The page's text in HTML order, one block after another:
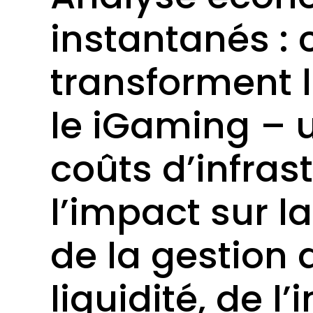
instantanés :
transforment
le iGaming –
coûts
l’impact sur
de la gestion
liquidité, de